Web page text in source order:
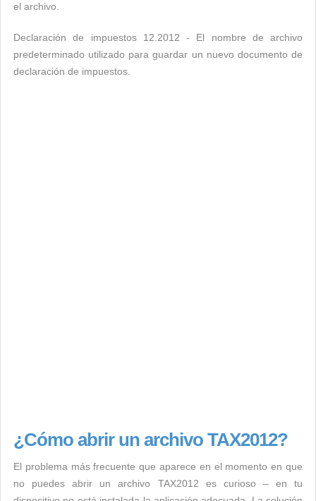
el archivo.
Declaración de impuestos 12.2012 - El nombre de archivo
predeterminado utilizado para guardar un nuevo documento de
declaración de impuestos.
¿Cómo abrir un archivo TAX2012?
El problema más frecuente que aparece en el momento en que
no puedes abrir un archivo TAX2012 es curioso – en tu